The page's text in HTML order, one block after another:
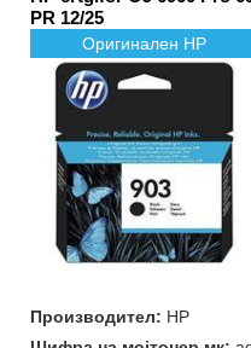
PR 12/25
Оригинален HP
Производител: HP